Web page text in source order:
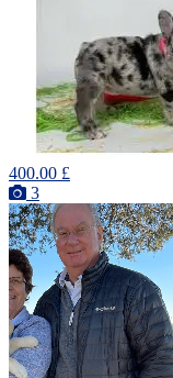
400.00 £
3